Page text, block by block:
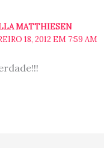
MATTHIESEN
18, 2012 EM 7:59 AM